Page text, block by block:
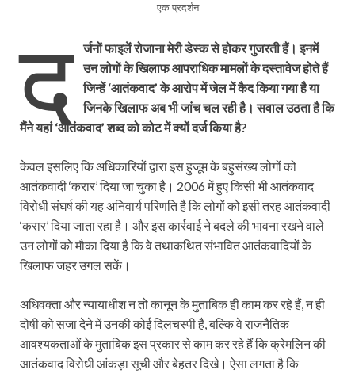
एक प्रदर्शन
द
र्जनों फाइलें रोजाना मेरी डेस्क से होकर गुजरती हैं। इनमें
उन लोगों के खिलाफ आपराधिक मामलों के दस्तावेज होते हैं
जिन्हें ‘आतंकवाद’ के आरोप में जेल में कैद किया गया है या
जिनके खिलाफ अब भी जांच चल रही है। सवाल उठता है कि
मैंने यहां ‘आतंकवाद’ शब्द को कोट में क्यों दर्ज किया है?
केवल इसलिए कि अधिकारियों द्वारा इस हुजूम के बहुसंख्य लोगों को
आतंकवादी ‘करार’ दिया जा चुका है। 2006 में हुए किसी भी आतंकवाद
विरोधी संघर्ष की यह अनिवार्य परिणति है कि लोगों को इसी तरह आतंकवादी
‘करार’ दिया जाता रहा है। और इस कार्रवाई ने बदले की भावना रखने वाले
उन लोगों को मौका दिया है कि वे तथाकथित संभावित आतंकवादियों के
खिलाफ जहर उगल सकें।
अधिवक्ता और न्यायाधीश न तो कानून के मुताबिक ही काम कर रहे हैं, न ही
दोषी को सजा देने में उनकी कोई दिलचस्पी है, बल्कि वे राजनैतिक
आवश्यकताओं के मुताबिक इस प्रकार से काम कर रहे हैं कि क्रेमलिन की
आतंकवाद विरोधी आंकड़ा सूची और बेहतर दिखे। ऐसा लगता है कि